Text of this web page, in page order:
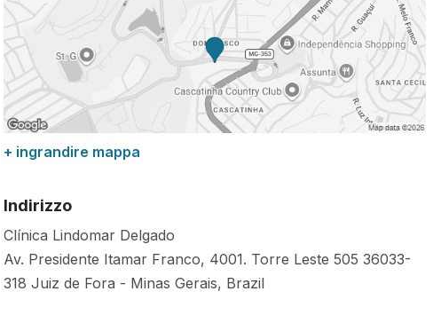
+ ingrandire mappa
Indirizzo
Clínica Lindomar Delgado
Av. Presidente Itamar Franco, 4001. Torre Leste 505 36033-
318 Juiz de Fora - Minas Gerais, Brazil